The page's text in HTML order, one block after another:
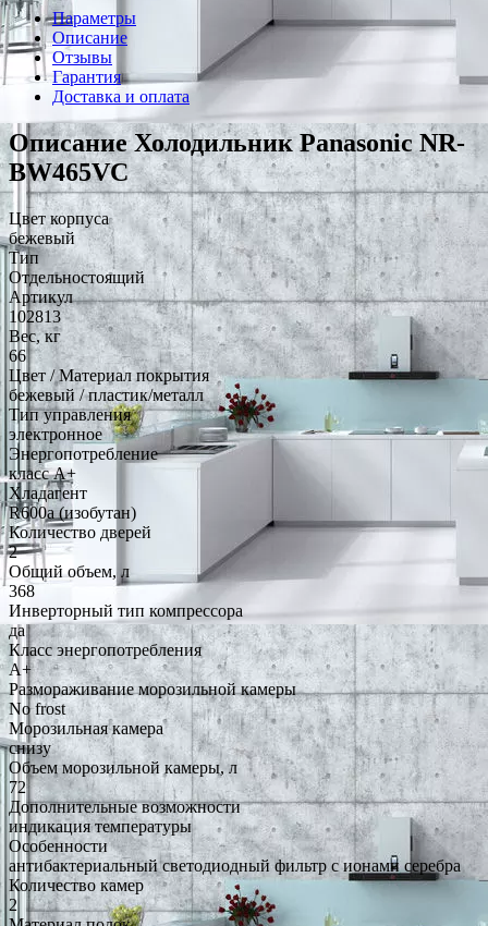
Параметры
Описание
Отзывы
Гарантия
Доставка и оплата
Описание Холодильник Panasonic NR-
BW465VC
Цвет корпуса
бежевый
Тип
Отдельностоящий
Артикул
102813
Вес, кг
66
Цвет / Материал покрытия
бежевый / пластик/металл
Тип управления
электронное
Энергопотребление
класс A+
Хладагент
R600a (изобутан)
Количество дверей
2
Общий объем, л
368
Инверторный тип компрессора
да
Класс энергопотребления
A+
Размораживание морозильной камеры
No frost
Морозильная камера
снизу
Объем морозильной камеры, л
72
Дополнительные возможности
индикация температуры
Особенности
антибактериальный светодиодный фильтр с ионами серебра
Количество камер
2